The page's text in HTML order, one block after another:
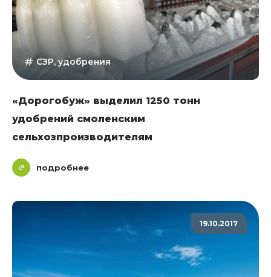
СЗР, удобрения
«Дорогобуж» выделил 1250 тонн
удобрений смоленским
сельхозпроизводителям
подробнее
19.10.2017